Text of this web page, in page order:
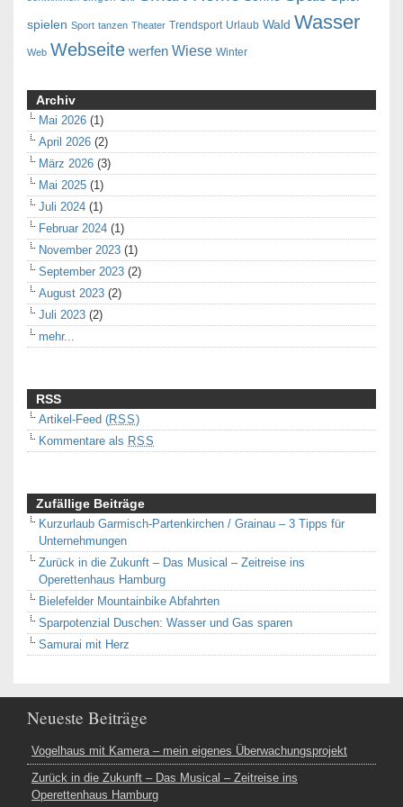
spielen Sport tanzen Theater Trendsport Urlaub Wald Wasser
Web Webseite werfen Wiese Winter
Archiv
Mai 2026 (1)
April 2026 (2)
März 2026 (3)
Mai 2025 (1)
Juli 2024 (1)
Februar 2024 (1)
November 2023 (1)
September 2023 (2)
August 2023 (2)
Juli 2023 (2)
mehr...
RSS
Artikel-Feed (RSS)
Kommentare als RSS
Zufällige Beiträge
Kurzurlaub Garmisch-Partenkirchen / Grainau – 3 Tipps für
Unternehmungen
Zurück in die Zukunft – Das Musical – Zeitreise ins
Operettenhaus Hamburg
Bielefelder Mountainbike Abfahrten
Sparpotenzial Duschen: Wasser und Gas sparen
Samurai mit Herz
Neueste Beiträge
Vogelhaus mit Kamera – mein eigenes Überwachungsprojekt
Zurück in die Zukunft – Das Musical – Zeitreise ins
Operettenhaus Hamburg